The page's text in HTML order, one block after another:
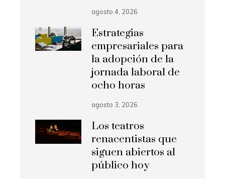
agosto 4, 2026
Estrategias
empresariales para
la adopción de la
jornada laboral de
ocho horas
agosto 3, 2026
Los teatros
renacentistas que
siguen abiertos al
público hoy